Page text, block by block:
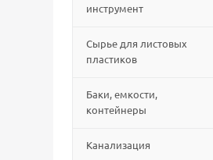
инструмент
Сырье для листовых
пластиков
Баки, емкости,
контейнеры
Канализация